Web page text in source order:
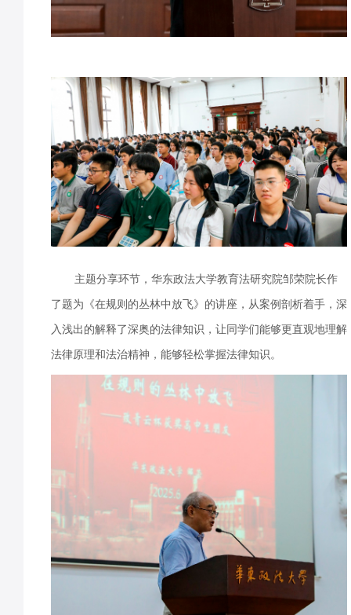
主题分享环节，华东政法大学教育法研究院邹荣院长作
了题为《在规则的丛林中放飞》的讲座，从案例剖析着手，深
入浅出的解释了深奥的法律知识，让同学们能够更直观地理解
法律原理和法治精神，能够轻松掌握法律知识。